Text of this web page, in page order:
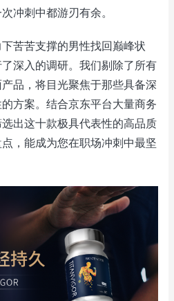
冲刺中都游刃有余。
苦苦支撑的男性找回巅峰状
深入的调研。我们剔除了所有
品，将目光聚焦于那些具备深
方案。结合京东平台大量商务
出这十款极具代表性的高品质
，能成为您在职场冲刺中最坚